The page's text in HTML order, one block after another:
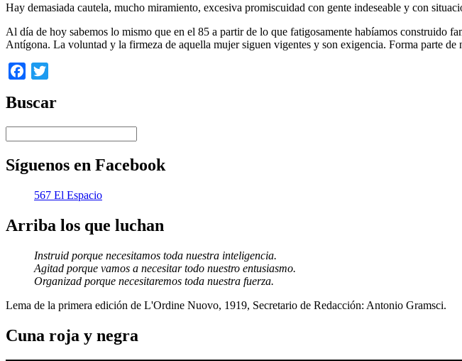
Hay demasiada cautela, mucho miramiento, excesiva promiscuidad con gente indeseable y con
Al día de hoy sabemos lo mismo que en el 85 a partir de lo que fatigosamente habíamos construido
Antígona. La voluntad y la firmeza de aquella mujer siguen vigentes y son exigencia. Forma parte de
Facebook
Buscar
Síguenos en Facebook
567 El Espacio
Arriba los que luchan
Instruid porque necesitamos toda nuestra inteligencia.
Agitad porque vamos a necesitar todo nuestro entusiasmo.
Organizad porque necesitaremos toda nuestra fuerza.
Lema de la primera edición de L'Ordine Nuovo, 1919, Secretario de Redacción: Antonio Gramsci.
Cuna roja y negra